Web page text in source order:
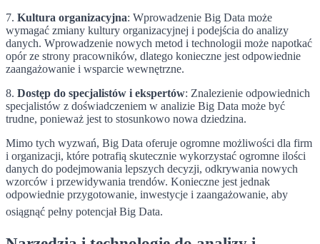
7. Kultura organizacyjna: Wprowadzenie Big Data może
wymagać zmiany kultury organizacyjnej i podejścia do analizy
danych. Wprowadzenie nowych metod i technologii może napotkać
opór ze strony pracowników, dlatego konieczne jest odpowiednie
zaangażowanie i wsparcie wewnętrzne.
8. Dostęp do specjalistów i ekspertów: Znalezienie odpowiednich
specjalistów z doświadczeniem w analizie Big Data może być
trudne, ponieważ jest to stosunkowo nowa dziedzina.
Mimo tych wyzwań, Big Data oferuje ogromne możliwości dla firm
i organizacji, które potrafią skutecznie wykorzystać ogromne ilości
danych do podejmowania lepszych decyzji, odkrywania nowych
wzorców i przewidywania trendów. Konieczne jest jednak
odpowiednie przygotowanie, inwestycje i zaangażowanie, aby
osiągnąć pełny potencjał Big Data.